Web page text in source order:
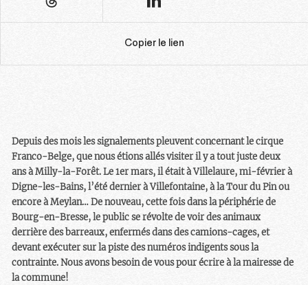
Copier le lien
Depuis des mois les signalements pleuvent concernant le cirque
Franco-Belge, que nous étions allés visiter il y a tout juste deux
ans à Milly-la-Forêt. Le 1er mars, il était à Villelaure, mi-février à
Digne-les-Bains, l’été dernier à Villefontaine, à la Tour du Pin ou
encore à Meylan… De nouveau, cette fois dans la périphérie de
Bourg-en-Bresse, le public se révolte de voir des animaux
derrière des barreaux, enfermés dans des camions-cages, et
devant exécuter sur la piste des numéros indigents sous la
contrainte. Nous avons besoin de vous pour écrire à la mairesse de
la commune!